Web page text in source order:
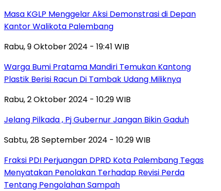
Masa KGLP Menggelar Aksi Demonstrasi di Depan
Kantor Walikota Palembang
Rabu, 9 Oktober 2024 - 19:41 WIB
Warga Bumi Pratama Mandiri Temukan Kantong
Plastik Berisi Racun Di Tambak Udang Miliknya
Rabu, 2 Oktober 2024 - 10:29 WIB
Jelang Pilkada , Pj Gubernur Jangan Bikin Gaduh
Sabtu, 28 September 2024 - 10:29 WIB
Fraksi PDI Perjuangan DPRD Kota Palembang Tegas
Menyatakan Penolakan Terhadap Revisi Perda
Tentang Pengolahan Sampah